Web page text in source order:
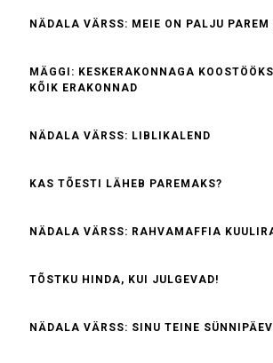
NÄDALA VÄRSS: MEIE ON PALJU
MÄGGI: KESKERAKONNAGA
KÕIK ERAKONNAD
NÄDALA VÄRSS: LIBLIKALEND
KAS TÕESTI LÄHEB PAREMAKS?
NÄDALA VÄRSS: RAHVAMAFFIA
TÕSTKU HINDA, KUI JULGEVAD!
NÄDALA VÄRSS: SINU TEINE